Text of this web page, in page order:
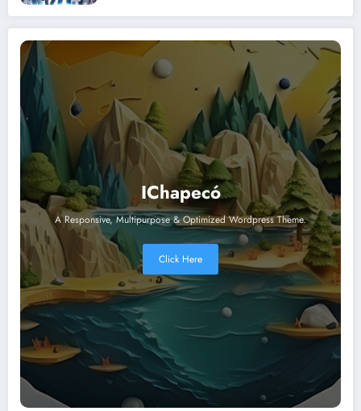
IChapecó
A Responsive, Multipurpose & Optimized Wordpress Theme.
Click Here